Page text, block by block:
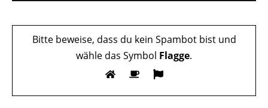
Bitte beweise, dass du kein Spambot bist und
wähle das Symbol Flagge.